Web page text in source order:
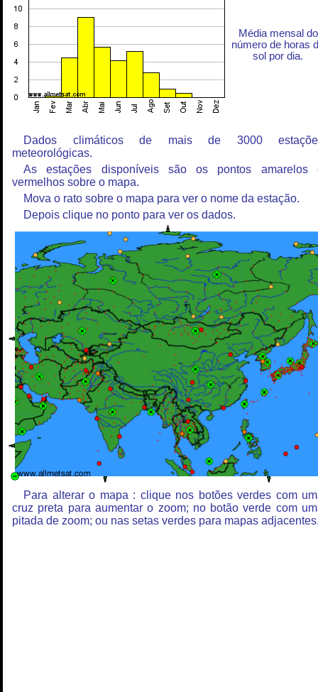
Média mensal do
número de horas
sol por dia.
Dados climáticos de mais de 3000
meteorológicas.
As estações disponíveis são os pontos amarelos
vermelhos sobre o mapa.
Mova o rato sobre o mapa para ver o nome da estação.
Depois clique no ponto para ver os dados.
Para alterar o mapa : clique nos botões verdes com
cruz preta para aumentar o zoom; no botão verde com
pitada de zoom; ou nas setas verdes para mapas